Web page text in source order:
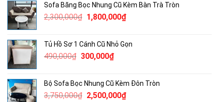
1,860,000₫.là:
1,200,000₫.
Sofa Băng Bọc Nhung Cũ Kèm Bàn Trà Tròn
2,300,000₫ Giá
2,300,000₫.
1,800,000₫Giá
là:
Tủ Hồ Sơ 1 Cánh Cũ Nhỏ Gọn
490,000₫ Giá
490,000₫.
300,000₫Giá
là:
300,000₫.
Bộ Sofa Bọc Nhung Cũ Kèm Đôn Tròn
3,750,000₫ Giá
2,500,000₫Giá